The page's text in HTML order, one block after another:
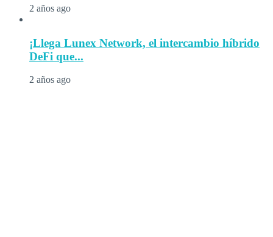
2 años ago
¡Llega Lunex Network, el intercambio híbrido
DeFi que...
2 años ago